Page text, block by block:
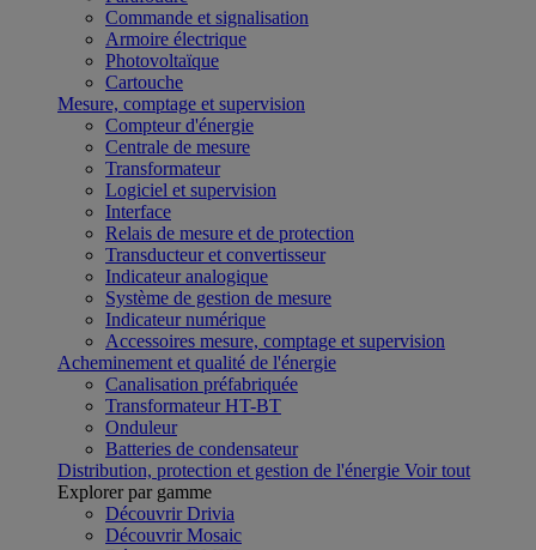
Commande et signalisation
Armoire électrique
Photovoltaïque
Cartouche
Mesure, comptage et supervision
Compteur d'énergie
Centrale de mesure
Transformateur
Logiciel et supervision
Interface
Relais de mesure et de protection
Transducteur et convertisseur
Indicateur analogique
Système de gestion de mesure
Indicateur numérique
Accessoires mesure, comptage et supervision
Acheminement et qualité de l'énergie
Canalisation préfabriquée
Transformateur HT-BT
Onduleur
Batteries de condensateur
Distribution, protection et gestion de l'énergie Voir tout
Explorer par gamme
Découvrir Drivia
Découvrir Mosaic